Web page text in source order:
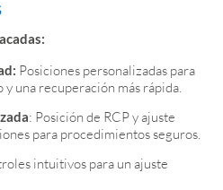
Posiciones personalizadas para
y una recuperación más rápida.
: Posición de RCP y ajuste
para procedimientos seguros.
intuitivos para un ajuste